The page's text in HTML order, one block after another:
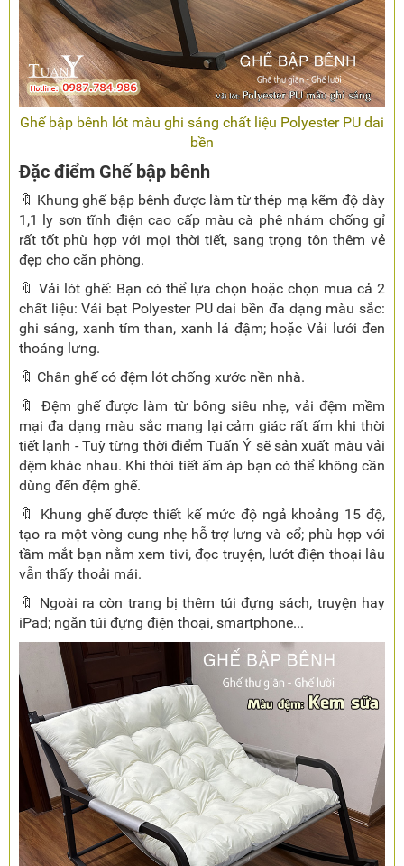
Ghế bập bênh lót màu ghi sáng chất liệu Polyester PU dai
bền
Đặc điểm Ghế bập bênh
🔖 Khung ghế bập bênh được làm từ thép mạ kẽm độ dày
1,1 ly sơn tĩnh điện cao cấp màu cà phê nhám chống gỉ
rất tốt phù hợp với mọi thời tiết, sang trọng tôn thêm vẻ
đẹp cho căn phòng.
🔖 Vải lót ghế: Bạn có thể lựa chọn hoặc chọn mua cả 2
chất liệu: Vải bạt Polyester PU dai bền đa dạng màu sắc:
ghi sáng, xanh tím than, xanh lá đậm; hoặc Vải lưới đen
thoáng lưng.
🔖 Chân ghế có đệm lót chống xước nền nhà.
🔖 Đệm ghế được làm từ bông siêu nhẹ, vải đệm mềm
mại đa dạng màu sắc mang lại cảm giác rất ấm khi thời
tiết lạnh - Tuỳ từng thời điểm Tuấn Ý sẽ sản xuất màu vải
đệm khác nhau. Khi thời tiết ấm áp bạn có thể không cần
dùng đến đệm ghế.
🔖 Khung ghế được thiết kế mức độ ngả khoảng 15 độ,
tạo ra một vòng cung nhẹ hỗ trợ lưng và cổ; phù hợp với
tầm mắt bạn nằm xem tivi, đọc truyện, lướt điện thoại lâu
vẫn thấy thoải mái.
🔖 Ngoài ra còn trang bị thêm túi đựng sách, truyện hay
iPad; ngăn túi đựng điện thoại, smartphone...